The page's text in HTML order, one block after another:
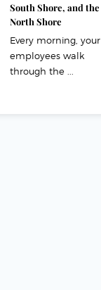
South Shore, and the
North Shore
Every morning, your
employees walk
through the ...